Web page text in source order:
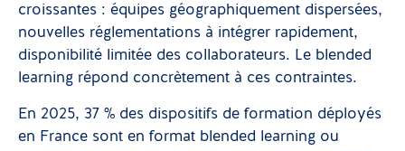
croissantes : équipes géographiquement dispersées,
nouvelles réglementations à intégrer rapidement,
disponibilité limitée des collaborateurs. Le blended
learning répond concrètement à ces contraintes.
En 2025, 37 % des dispositifs de formation déployés
en France sont en format blended learning ou